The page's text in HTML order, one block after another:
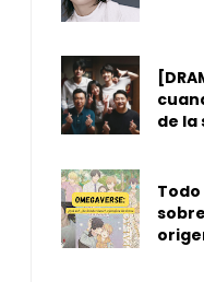
de la